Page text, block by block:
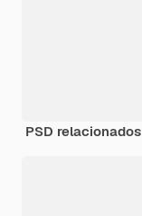
PSD relacionados